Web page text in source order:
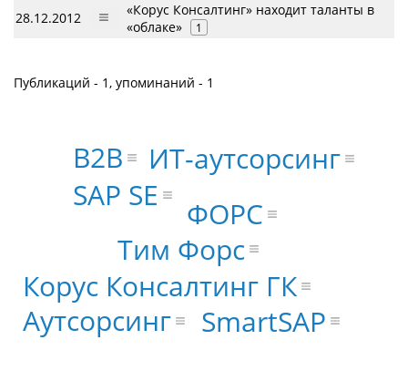
28.12.2012
«Корус Консалтинг» находит таланты в
«облаке»
1
Публикаций - 1, упоминаний - 1
Тим Форс
ФОРС
Корус Консалтинг ГК
SAP SE
ИТ-аутсорсинг
Аутсорсинг
B2B
SmartSAP